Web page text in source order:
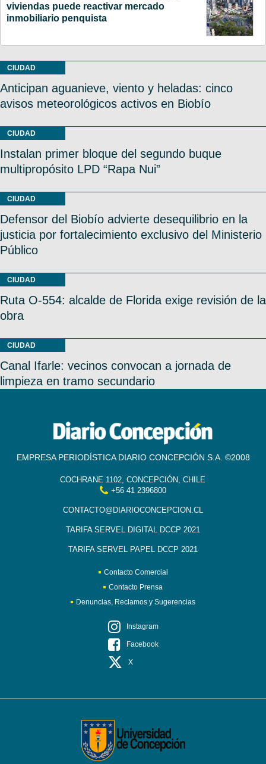
viviendas puede reactivar mercado
inmobiliario penquista
CIUDAD
Anticipan aguanieve, viento y heladas: cinco
avisos meteorológicos activos en Biobío
CIUDAD
Instalan primer bloque del segundo buque
multipropósito LPD “Rapa Nui”
CIUDAD
Defensor del Biobío advierte desequilibrio en la
justicia por fortalecimiento exclusivo del Ministerio
Público
CIUDAD
Ruta O-554: alcalde de Florida exige revisión de la
obra
CIUDAD
Canal Ifarle: vecinos convocan a jornada de
limpieza en tramo secundario
EMPRESA PERIODÍSTICA DIARIO CONCEPCIÓN S.A. ©2008
COCHRANE 1102, CONCEPCIÓN, CHILE
+56 41 2396800
CONTACTO@DIARIOCONCEPCION.CL
TARIFA SERVEL DIGITAL DCCP 2021
TARIFA SERVEL PAPEL DCCP 2021
Contacto Comercial
Contacto Prensa
Denuncias, Reclamos y Sugerencias
Instagram
Facebook
X